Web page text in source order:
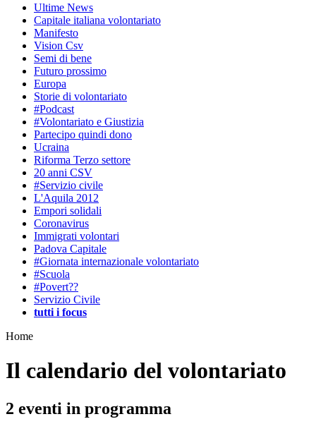
Ultime News
Capitale italiana volontariato
Manifesto
Vision Csv
Semi di bene
Futuro prossimo
Europa
Storie di volontariato
#Podcast
#Volontariato e Giustizia
Partecipo quindi dono
Ucraina
Riforma Terzo settore
20 anni CSV
#Servizio civile
L'Aquila 2012
Empori solidali
Coronavirus
Immigrati volontari
Padova Capitale
#Giornata internazionale volontariato
#Scuola
#Povert??
Servizio Civile
tutti i focus
Home
Il calendario del volontariato
2 eventi in programma